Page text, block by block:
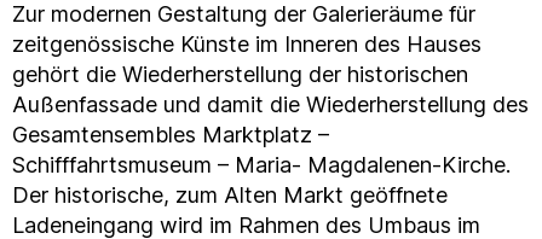
Zur modernen Gestaltung der Galerieräume für
zeitgenössische Künste im Inneren des Hauses
gehört die Wiederherstellung der historischen
Außenfassade und damit die Wiederherstellung des
Gesamtensembles Marktplatz –
Schifffahrtsmuseum – Maria- Magdalenen-Kirche.
Der historische, zum Alten Markt geöffnete
Ladeneingang wird im Rahmen des Umbaus im